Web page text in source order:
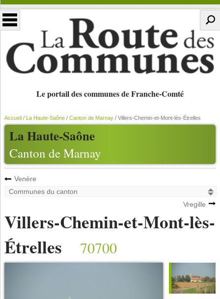
Le portail des communes de Franche-Comté
La Haute-Saône
Canton de Marnay
Accueil/ La Haute-Saône/ Canton de Marnay/ Villers-Chemin-et-Mont-lès-Étrelles
Venère
Vregille
Villers-Chemin-et-Mont-lès-
Étrelles
70700